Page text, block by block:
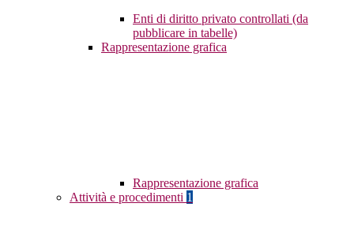
Enti di diritto privato controllati (da
pubblicare in tabelle)
Rappresentazione grafica
Rappresentazione grafica
Attività e procedimenti 1